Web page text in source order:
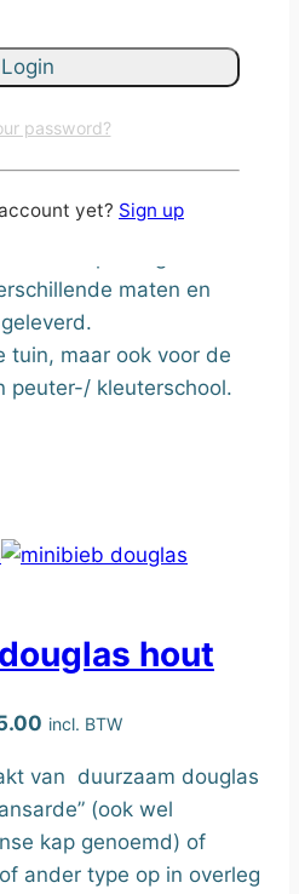
buitenlucht en
en zintuiglijke
kinderen. De
model. De kinderen
maten en
tuin, maar ook voor de
peuter-/ kleuterschool.
hout
Prijsklasse:
tot
€475.00
incl. BTW
van duurzaam douglas
(ook wel
kap genoemd) of
ander type op in overleg
password?
yet? Sign up